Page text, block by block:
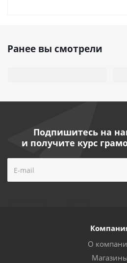
Ранее вы смотрели
Подпишитесь на
и получите курс
О